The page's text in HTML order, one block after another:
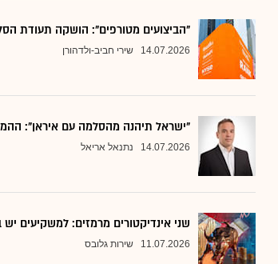
"הביצועים מטורפים": הושקה תעודת
14.07.2026 שירי חביב-ולדהורן
"ישראל תיהנה מהסלמה עם איראן":
14.07.2026 נתנאל אריאל
שני אינדיקטורים מרמזים: למשקיעים יש
11.07.2026 שירות גלובס